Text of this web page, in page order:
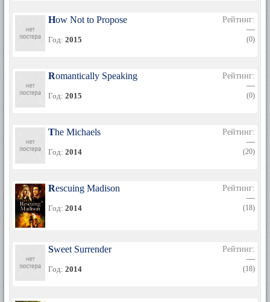
How Not to Propose
Год: 2015
Рейтинг:
—
(0)
Romantically Speaking
Год: 2015
Рейтинг:
—
(0)
The Michaels
Год: 2014
Рейтинг:
—
(20)
Rescuing Madison
Год: 2014
Рейтинг:
—
(18)
Sweet Surrender
Год: 2014
Рейтинг:
—
(18)